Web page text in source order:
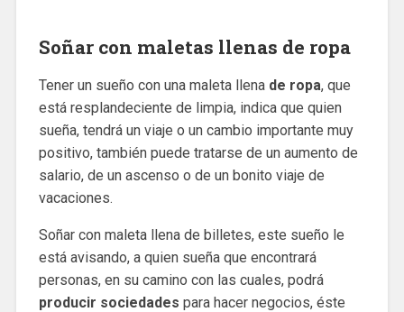
Soñar con maletas llenas de ropa
Tener un sueño con una maleta llena de ropa, que
está resplandeciente de limpia, indica que quien
sueña, tendrá un viaje o un cambio importante muy
positivo, también puede tratarse de un aumento de
salario, de un ascenso o de un bonito viaje de
vacaciones.
Soñar con maleta llena de billetes, este sueño le
está avisando, a quien sueña que encontrará
personas, en su camino con las cuales, podrá
producir sociedades para hacer negocios, éste